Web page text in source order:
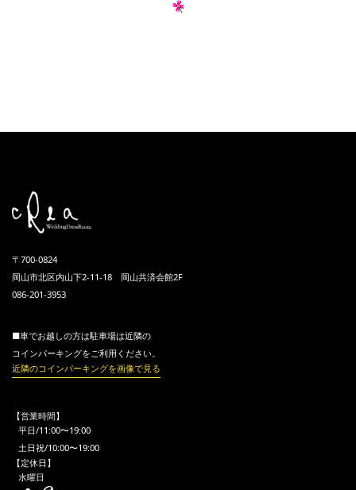
〒700-0824
岡山市北区内山下2-11-18 岡山共済会館2F
086-201-3953
■車でお越しの方は駐車場は近隣の
コインパーキングをご利用ください。
近隣のコインパーキングを画像で見る
【営業時間】
平日/11:00〜19:00
土日祝/10:00〜19:00
【定休日】
水曜日